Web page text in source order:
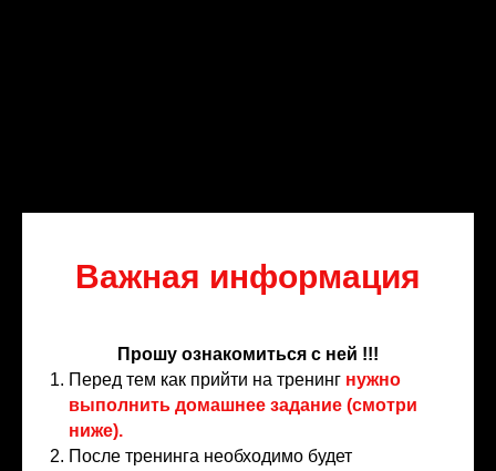
Важная информация
Прошу ознакомиться с ней !!!
Перед тем как прийти на тренинг нужно
выполнить домашнее задание (смотри
ниже).
После тренинга необходимо будет